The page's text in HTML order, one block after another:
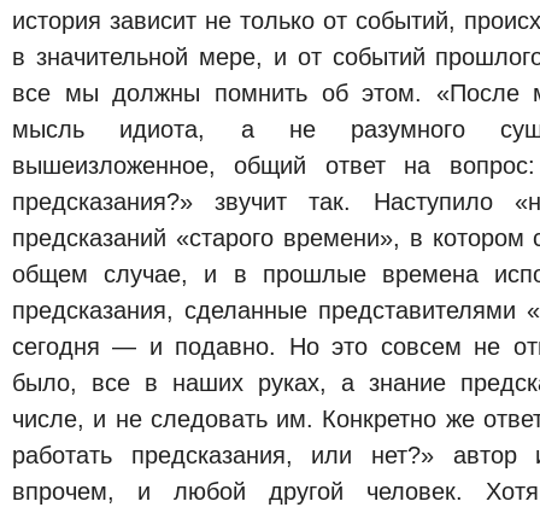
история зависит не только от событий,
в значительной мере, и от событий
все мы должны помнить об этом. «После
мысль идиота, а не разумного
вышеизложенное, общий ответ на
предсказания?» звучит так. Наступило
предсказаний «старого времени», в
общем случае, и в прошлые времена
предсказания, сделанные представителями
сегодня — и подавно. Но это совсем не
было, все в наших руках, а знание
числе, и не следовать им. Конкретно же
работать предсказания, или нет?»
впрочем, и любой другой человек.